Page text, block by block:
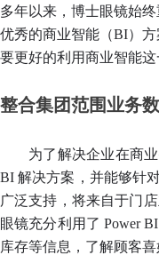
多年以来，博士眼镜始
优秀的商业智能（BI）
要更好的利用商业智能
整合集团范围业务
为了解决企业在商
BI 解决方案，并能够针
广泛支持，将来自于门
眼镜充分利用了 Power
库存等信息，了解顾客